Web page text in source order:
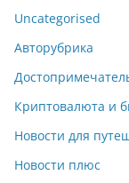
Uncategorised
Авторубрика
Криптовалюта и
Новости для
Новости плюс